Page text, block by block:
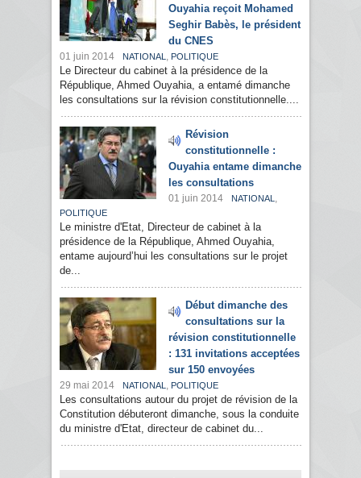
Ouyahia reçoit Mohamed
Seghir Babès, le président
du CNES
01 juin 2014 NATIONAL , POLITIQUE
Le Directeur du cabinet à la présidence de la
République, Ahmed Ouyahia, a entamé dimanche
les consultations sur la révision constitutionnelle....
Révision
constitutionnelle :
Ouyahia entame dimanche
les consultations
01 juin 2014 NATIONAL ,
POLITIQUE
Le ministre d'Etat, Directeur de cabinet à la
présidence de la République, Ahmed Ouyahia,
entame aujourd’hui les consultations sur le projet
de...
Début dimanche des
consultations sur la
révision constitutionnelle
: 131 invitations acceptées
sur 150 envoyées
29 mai 2014 NATIONAL , POLITIQUE
Les consultations autour du projet de révision de la
Constitution débuteront dimanche, sous la conduite
du ministre d'Etat, directeur de cabinet du...